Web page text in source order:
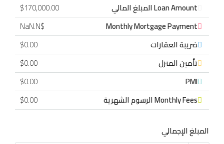
Loan Amount المبلغ المالي
$170,000.00
Monthly Mortgage Payment
$NaN.N
ضريبة العقارات
$0.00
تأمين المنزل
$0.00
PMI
$0.00
Monthly Fees الرسوم الشهرية
$0.00
المبلغ الإجمالي